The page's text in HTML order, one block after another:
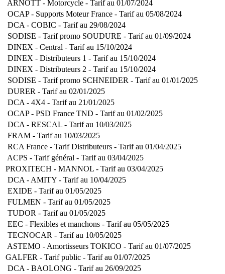
ARNOTT - Motorcycle - Tarif au 01/07/2024
OCAP - Supports Moteur France - Tarif au 05/08/2024
DCA - COBIC - Tarif au 29/08/2024
SODISE - Tarif promo SOUDURE - Tarif au 01/09/2024
DINEX - Central - Tarif au 15/10/2024
DINEX - Distributeurs 1 - Tarif au 15/10/2024
DINEX - Distributeurs 2 - Tarif au 15/10/2024
SODISE - Tarif promo SCHNEIDER - Tarif au 01/01/2025
DURER - Tarif au 02/01/2025
DCA - 4X4 - Tarif au 21/01/2025
OCAP - PSD France TND - Tarif au 01/02/2025
DCA - RESCAL - Tarif au 10/03/2025
FRAM - Tarif au 10/03/2025
RCA France - Tarif Distributeurs - Tarif au 01/04/2025
ACPS - Tarif général - Tarif au 03/04/2025
PROXITECH - MANNOL - Tarif au 03/04/2025
DCA - AMITY - Tarif au 10/04/2025
EXIDE - Tarif au 01/05/2025
FULMEN - Tarif au 01/05/2025
TUDOR - Tarif au 01/05/2025
EEC - Flexibles et manchons - Tarif au 05/05/2025
TECNOCAR - Tarif au 10/05/2025
ASTEMO - Amortisseurs TOKICO - Tarif au 01/07/2025
GALFER - Tarif public - Tarif au 01/07/2025
DCA - BAOLONG - Tarif au 26/09/2025